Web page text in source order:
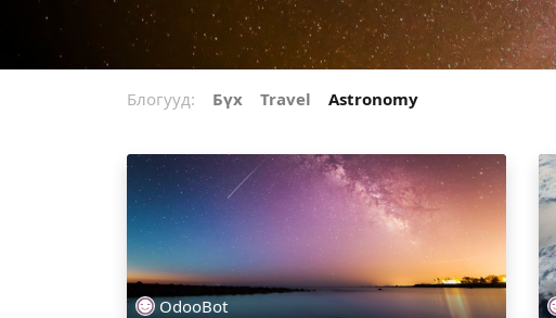
Блогууд: Бүх Travel Astronomy
OdooBot